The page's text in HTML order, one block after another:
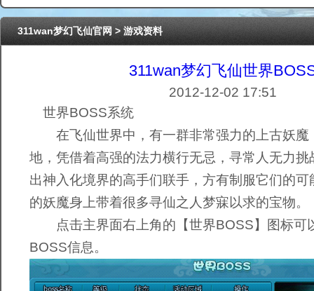
311wan梦幻飞仙官网>游戏资料
311wan梦幻飞仙世界
2012-12-02 17:51
世界BOSS系统
在飞仙世界中，有一群非常强力的上古妖魔
地，凭借着高强的法力横行无忌，寻常人无力挑
出神入化境界的高手们联手，方有制服它们的
的妖魔身上带着很多寻仙之人梦寐以求的宝物。
点击主界面右上角的【世界BOSS】图标可
BOSS信息。